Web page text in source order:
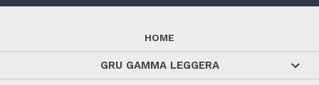
HOME
GRU GAMMA LEGGERA